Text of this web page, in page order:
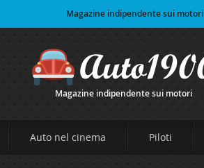
Magazine indipendente sui motori
Magazine indipendente sui motori
Auto nel cinema Piloti